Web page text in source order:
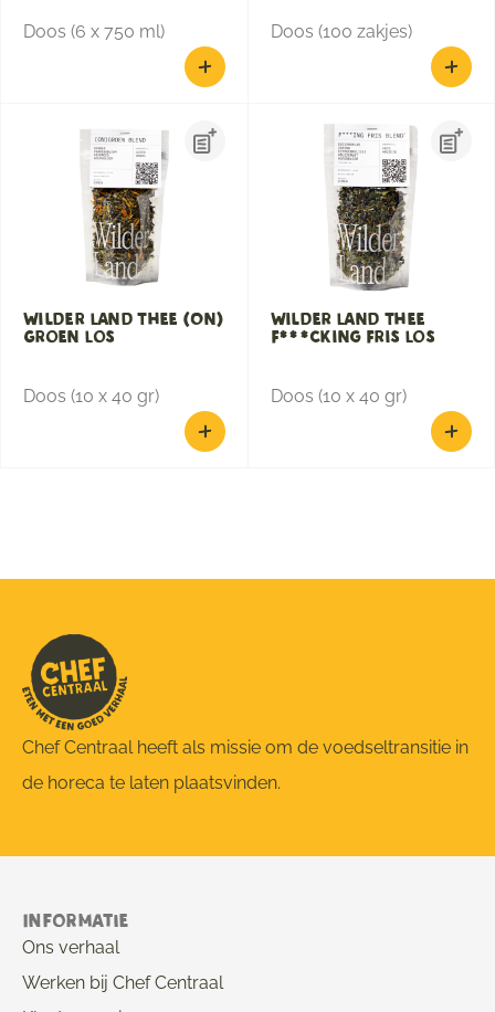
Doos (6 x 750 ml) Doos (100 zakjes)
Wilder Land Thee (On)
Groen Los
Doos (10 x 40 gr)
Wilder Land Thee
F***cking Fris Los
Doos (10 x 40 gr)
Chef Centraal heeft als missie om de voedseltransitie in
de horeca te laten plaatsvinden.
Informatie
Ons verhaal
Werken bij Chef Centraal